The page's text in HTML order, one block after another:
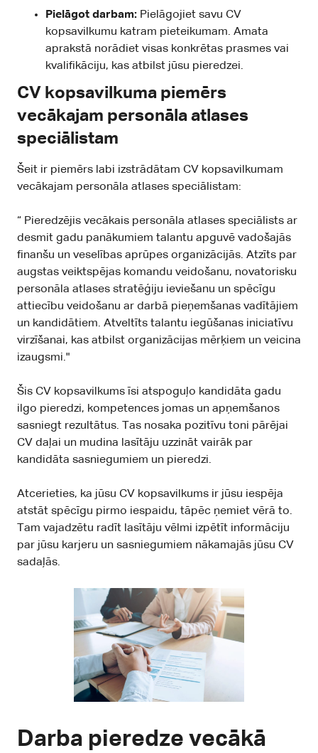
Pielāgot darbam: Pielāgojiet savu CV
kopsavilkumu katram pieteikumam. Amata
aprakstā norādiet visas konkrētas prasmes vai
kvalifikāciju, kas atbilst jūsu pieredzei.
CV kopsavilkuma piemērs
vecākajam personāla atlases
speciālistam
Šeit ir piemērs labi izstrādātam CV kopsavilkumam
vecākajam personāla atlases speciālistam:
“ Pieredzējis vecākais personāla atlases speciālists ar
desmit gadu panākumiem talantu apguvē vadošajās
finanšu un veselības aprūpes organizācijās. Atzīts par
augstas veiktspējas komandu veidošanu, novatorisku
personāla atlases stratēģiju ieviešanu un spēcīgu
attiecību veidošanu ar darbā pieņemšanas vadītājiem
un kandidātiem. Atveltīts talantu iegūšanas iniciatīvu
virzīšanai, kas atbilst organizācijas mērķiem un veicina
izaugsmi."
Šis CV kopsavilkums īsi atspoguļo kandidāta gadu
ilgo pieredzi, kompetences jomas un apņemšanos
sasniegt rezultātus. Tas nosaka pozitīvu toni pārējai
CV daļai un mudina lasītāju uzzināt vairāk par
kandidāta sasniegumiem un pieredzi.
Atcerieties, ka jūsu CV kopsavilkums ir jūsu iespēja
atstāt spēcīgu pirmo iespaidu, tāpēc ņemiet vērā to.
Tam vajadzētu radīt lasītāju vēlmi izpētīt informāciju
par jūsu karjeru un sasniegumiem nākamajās jūsu CV
sadaļās.
Darba pieredze vecākā